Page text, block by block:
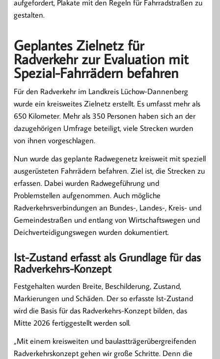
aufgefordert, Plakate mit den Regeln für Fahrradstraßen zu
gestalten.
Geplantes Zielnetz für
Radverkehr zur Evaluation mit
Spezial-Fahrrädern befahren
Für den Radverkehr im Landkreis Lüchow-Dannenberg
wurde ein kreisweites Zielnetz erstellt. Es umfasst mehr als
650 Kilometer. Mehr als 350 Personen haben sich an der
dazugehörigen Umfrage beteiligt, viele Strecken wurden
von ihnen vorgeschlagen.
Nun wurde das geplante Radwegenetz kreisweit mit speziell
ausgerüsteten Fahrrädern befahren. Ziel ist, die Strecken zu
erfassen. Dabei wurden Radwegeführung und
Problemstellen aufgenommen. Auch mögliche
Radverkehrsverbindungen an Bundes-, Landes-, Kreis- und
Gemeindestraßen und entlang von Wirtschaftswegen und
Deichverteidigungswegen wurden dokumentiert.
Ist-Zustand erfasst als Grundlage für das
Radverkehrs-Konzept
Festgehalten wurden Breite, Beschilderung, Zustand,
Markierungen und Schäden. Der so erfasste Ist-Zustand
wird die Basis für das Radverkehrs-Konzept bilden, das
Mitte 2026 fertiggestellt werden soll.
„Mit einem kreisweiten und baulastträgerübergreifenden
Radverkehrskonzept gehen wir große Schritte. Denn die